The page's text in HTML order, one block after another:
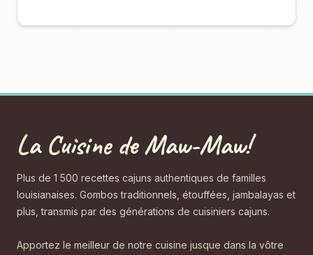
La Cuisine de Maw-Maw!
Plus de 1 500 recettes cajuns authentiques de familles
louisianaises. Gombos traditionnels, étouffées, jambalayas et
plus, transmis par des générations de cuisiniers cajuns.
Apportez le meilleur de notre cuisine jusque dans la vôtre